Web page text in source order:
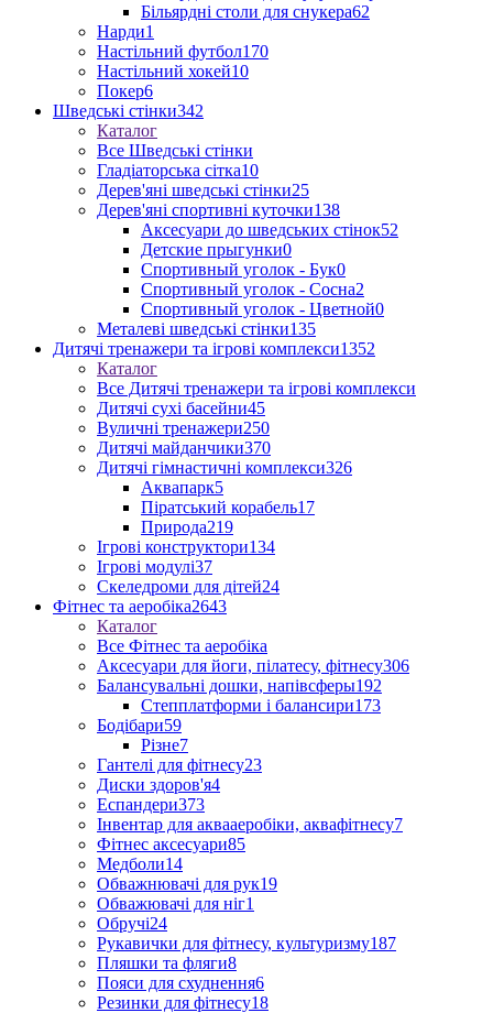
Більярдні столи для снукера62
Нарди1
Настільний футбол170
Настільний хокей10
Покер6
Шведські стінки342
Каталог
Все Шведські стінки
Гладіаторська сітка10
Дерев'яні шведські стінки25
Дерев'яні спортивні куточки138
Аксесуари до шведських стінок52
Детские прыгунки0
Спортивный уголок - Бук0
Спортивный уголок - Сосна2
Спортивный уголок - Цветной0
Металеві шведські стінки135
Дитячі тренажери та ігрові комплекси1352
Каталог
Все Дитячі тренажери та ігрові комплекси
Дитячі сухі басейни45
Вуличні тренажери250
Дитячі майданчики370
Дитячі гімнастичні комплекси326
Аквапарк5
Піратський корабель17
Природа219
Ігрові конструктори134
Ігрові модулі37
Скеледроми для дітей24
Фітнес та аеробіка2643
Каталог
Все Фітнес та аеробіка
Аксесуари для йоги, пілатесу, фітнесу306
Балансувальні дошки, напівсферы192
Степплатформи і балансири173
Бодібари59
Різне7
Гантелі для фітнесу23
Диски здоров'я4
Еспандери373
Інвентар для аквааеробіки, аквафітнесу7
Фітнес аксесуари85
Медболи14
Обважнювачі для рук19
Обважювачі для ніг1
Обручі24
Рукавички для фітнесу, культуризму187
Пляшки та фляги8
Пояси для схуднення6
Резинки для фітнесу18